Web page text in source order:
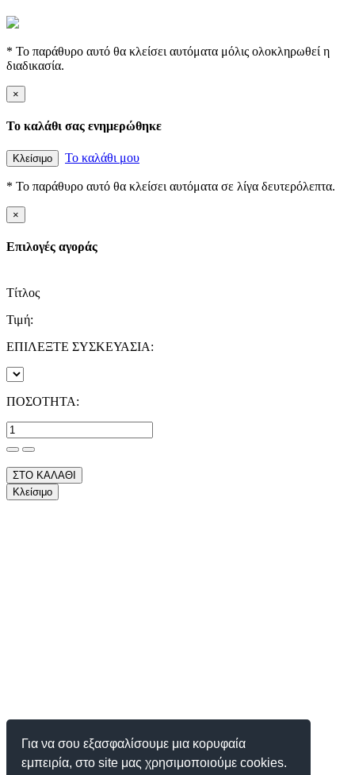
Για να σου εξασφαλίσουμε μια κορυφαία
εμπειρία, στο site μας χρησιμοποιούμε cookies.
* Το παράθυρο αυτό θα κλείσει αυτόματα μόλις ολοκληρωθεί η
διαδικασία.
×
Το καλάθι σας ενημερώθηκε
Κλείσιμο Το καλάθι μου
* Το παράθυρο αυτό θα κλείσει αυτόματα σε λίγα δευτερόλεπτα.
×
Επιλογές αγοράς
Τίτλος
Τιμή:
ΕΠΙΛΕΞΤΕ ΣΥΣΚΕΥΑΣΙΑ:
ΠΟΣΟΤΗΤΑ:
ΣΤΟ ΚΑΛΑΘΙ
Κλείσιμο